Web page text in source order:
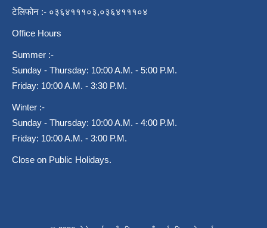
टेलिफोन :- ०३६४१११०३,०३६४१११०४
Office Hours
Summer :-
Sunday - Thursday: 10:00 A.M. - 5:00 P.M.
Friday: 10:00 A.M. - 3:30 P.M.
Winter :-
Sunday - Thursday: 10:00 A.M. - 4:00 P.M.
Friday: 10:00 A.M. - 3:00 P.M.
Close on Public Holidays.